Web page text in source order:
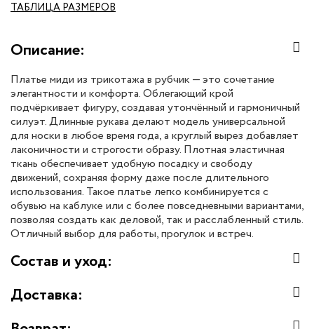
ТАБЛИЦА РАЗМЕРОВ
Описание:
Платье миди из трикотажа в рубчик — это сочетание
элегантности и комфорта. Облегающий крой
подчёркивает фигуру, создавая утончённый и гармоничный
силуэт. Длинные рукава делают модель универсальной
для носки в любое время года, а круглый вырез добавляет
лаконичности и строгости образу. Плотная эластичная
ткань обеспечивает удобную посадку и свободу
движений, сохраняя форму даже после длительного
использования. Такое платье легко комбинируется с
обувью на каблуке или с более повседневными вариантами,
позволяя создать как деловой, так и расслабленный стиль.
Отличный выбор для работы, прогулок и встреч.
Состав и уход:
Доставка: